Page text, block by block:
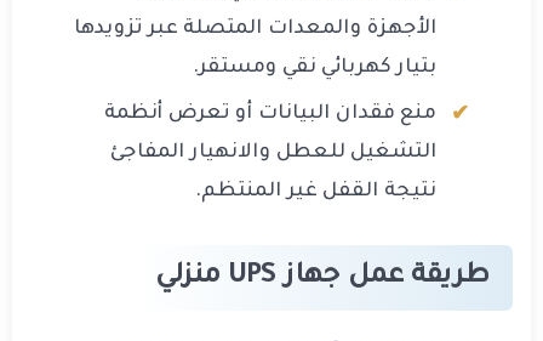
الأجهزة والمعدات المتصلة عبر تزويدها
بتيار كهربائي نقي ومستقر.
منع فقدان البيانات أو تعرض أنظمة
التشغيل للعطل والانهيار المفاجئ
نتيجة القفل غير المنتظم.
طريقة عمل جهاز UPS منزلي